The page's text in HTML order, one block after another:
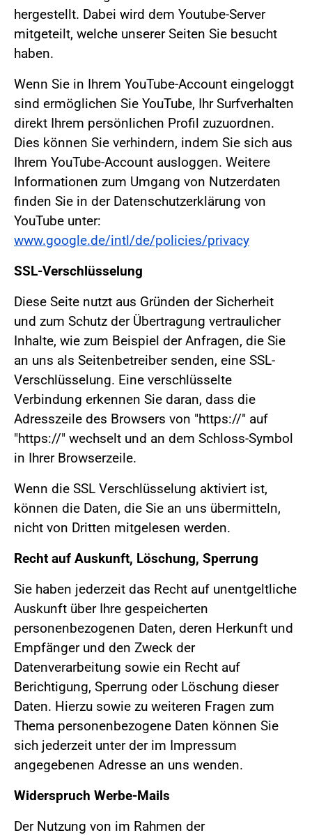
hergestellt. Dabei wird dem Youtube-Server
mitgeteilt, welche unserer Seiten Sie besucht
haben.
Wenn Sie in Ihrem YouTube-Account eingeloggt
sind ermöglichen Sie YouTube, Ihr Surfverhalten
direkt Ihrem persönlichen Profil zuzuordnen.
Dies können Sie verhindern, indem Sie sich aus
Ihrem YouTube-Account ausloggen. Weitere
Informationen zum Umgang von Nutzerdaten
finden Sie in der Datenschutzerklärung von
YouTube unter:
www.google.de/intl/de/policies/privacy
SSL-Verschlüsselung
Diese Seite nutzt aus Gründen der Sicherheit
und zum Schutz der Übertragung vertraulicher
Inhalte, wie zum Beispiel der Anfragen, die Sie
an uns als Seitenbetreiber senden, eine SSL-
Verschlüsselung. Eine verschlüsselte
Verbindung erkennen Sie daran, dass die
Adresszeile des Browsers von "https://" auf
"https://" wechselt und an dem Schloss-Symbol
in Ihrer Browserzeile.
Wenn die SSL Verschlüsselung aktiviert ist,
können die Daten, die Sie an uns übermitteln,
nicht von Dritten mitgelesen werden.
Recht auf Auskunft, Löschung, Sperrung
Sie haben jederzeit das Recht auf unentgeltliche
Auskunft über Ihre gespeicherten
personenbezogenen Daten, deren Herkunft und
Empfänger und den Zweck der
Datenverarbeitung sowie ein Recht auf
Berichtigung, Sperrung oder Löschung dieser
Daten. Hierzu sowie zu weiteren Fragen zum
Thema personenbezogene Daten können Sie
sich jederzeit unter der im Impressum
angegebenen Adresse an uns wenden.
Widerspruch Werbe-Mails
Der Nutzung von im Rahmen der